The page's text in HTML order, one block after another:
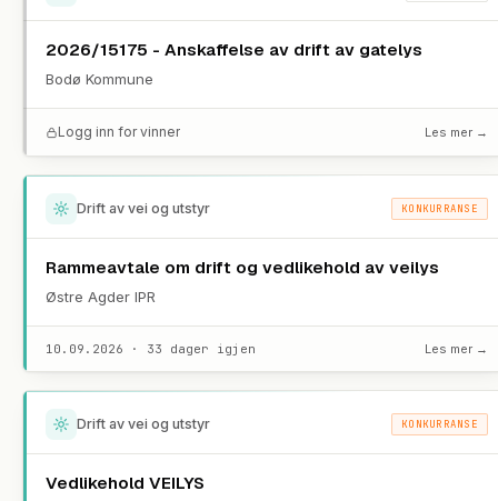
2026/15175 - Anskaffelse av drift av gatelys
Bodø Kommune
Logg inn for vinner Les mer →
Drift av vei og utstyr KONKURRANSE
Rammeavtale om drift og vedlikehold av veilys
Østre Agder IPR
10.09.2026 · 33 dager igjen Les mer →
Drift av vei og utstyr KONKURRANSE
Vedlikehold VEILYS